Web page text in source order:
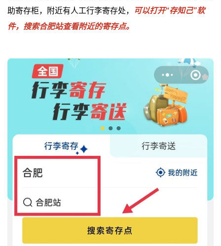
助寄存柜，附近有人工行李寄存处，
可以打开“存知己”软
件，搜索合肥站查看附近的寄存点。